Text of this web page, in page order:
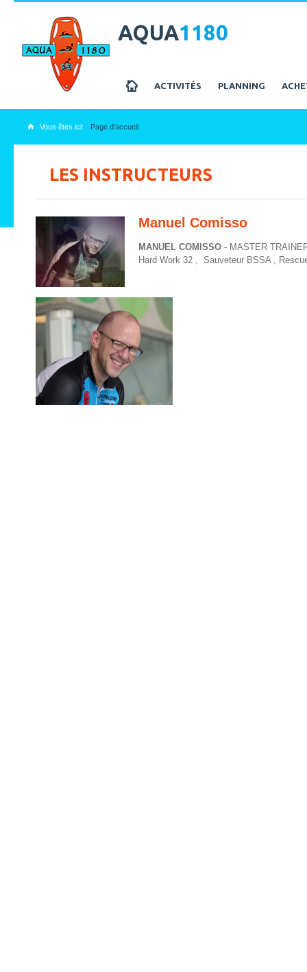
AQUA1180
z ACTIVITÉS PLANNING
x Vous êtes ici: Page d'accueil
LES INSTRUCTEURS
Manuel Comisso
MANUEL COMISSO- MASTER
Hard Work 32 , Sauveteur BSSA ,